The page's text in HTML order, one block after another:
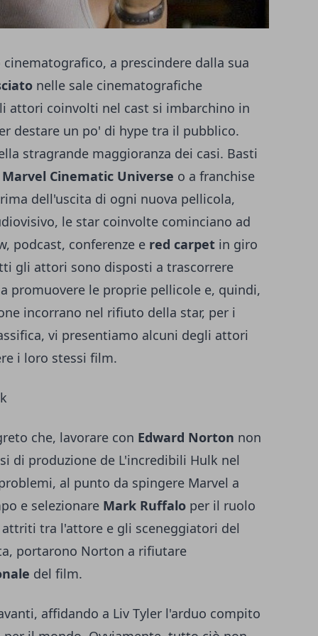
a prescindere dalla sua
nelle sale cinematografiche
attori coinvolti nel cast si imbarchino in
destare un po' di hype tra il pubblico.
stragrande maggioranza dei casi. Basti
Marvel Cinematic Universe o a franchise
dell'uscita di ogni nuova pellicola,
le star coinvolte cominciano ad
podcast, conferenze e red carpet in giro
gli attori sono disposti a trascorrere
promuovere le proprie pellicole e, quindi,
incorrano nel rifiuto della star, per i
vi presentiamo alcuni degli attori
i loro stessi film.
che, lavorare con Edward Norton non
di produzione de L'incredibili Hulk nel
al punto da spingere Marvel a
e selezionare Mark Ruffalo per il ruolo
tra l'attore e gli sceneggiatori del
portarono Norton a rifiutare
del film.
affidando a Liv Tyler l'arduo compito